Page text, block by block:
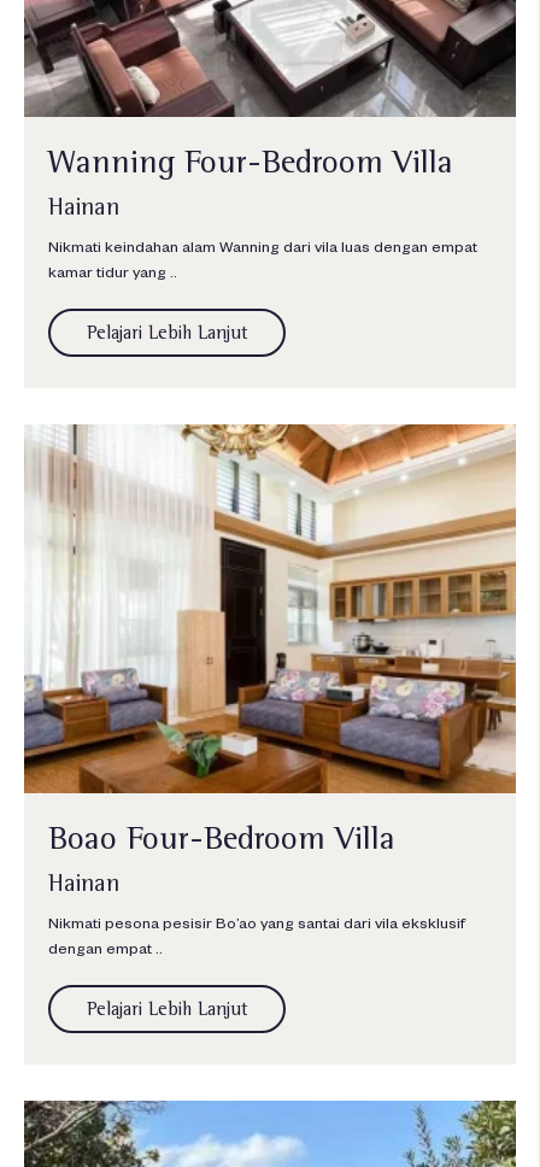
Wanning Four-Bedroom Villa
Hainan
Nikmati keindahan alam Wanning dari vila luas dengan empat
kamar tidur yang ..
Pelajari Lebih Lanjut
Boao Four-Bedroom Villa
Hainan
Nikmati pesona pesisir Bo’ao yang santai dari vila eksklusif
dengan empat ..
Pelajari Lebih Lanjut